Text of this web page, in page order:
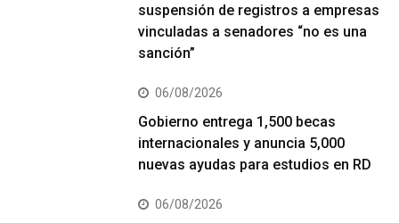
suspensión de registros a empresas
vinculadas a senadores “no es una
sanción”
06/08/2026
Gobierno entrega 1,500 becas
internacionales y anuncia 5,000
nuevas ayudas para estudios en RD
06/08/2026